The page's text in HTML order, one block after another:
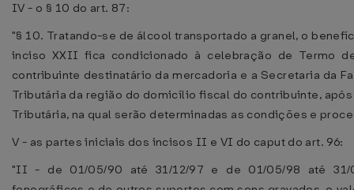
IV - o § 10 do art. 87:
"§ 10. Tratando-se de álcool transportado a granel, o
inciso XXII fica condicionado à celebração de Termo
contribuinte destinatário da mercadoria e a Secretaria da
Tributária da região do domicílio fiscal do contribuinte,
Tributária, na qual serão determinadas as condições e
V - as partes iniciais dos incisos II e VI do caput do art. 96:
"II - de 01/05/90 até 31/12/97 e de 01/05/98 até 31/